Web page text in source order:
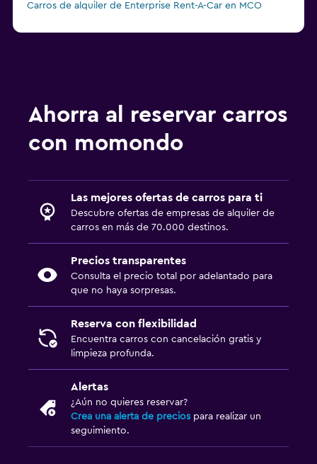
Carros de alquiler de Enterprise Rent-A-Car en MCO
Carros de alquiler de Advantage en MCO
Carros de alquiler de Economy Rent a Car en MCO
Carros de alquiler de NU Car en MCO
Ahorra al reservar carros
con momondo
Las mejores ofertas de carros para ti
Descubre ofertas de empresas de alquiler de
carros en más de 70.000 destinos.
Precios transparentes
Consulta el precio total por adelantado para
que no haya sorpresas.
Reserva con flexibilidad
Encuentra carros con cancelación gratis y
limpieza profunda.
Alertas
¿Aún no quieres reservar?
Crea una alerta de precios para realizar un
seguimiento.